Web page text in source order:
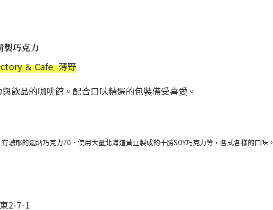
製巧克力
＆ Cafe 薄野
飲品的咖啡館。配合口味精選的包裝備受喜愛。
濃郁的迦納巧克力70、使用大量北海道黃豆製成的十勝SOY巧克力等，各式各樣的口味
2-7-1